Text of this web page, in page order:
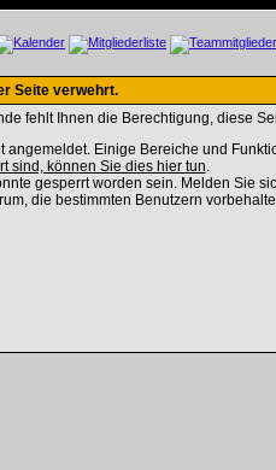
Seite verwehrt.
fehlt Ihnen die Berechtigung, diese
angemeldet. Einige Bereiche und
sind, können Sie dies hier tun.
gesperrt worden sein. Melden Sie
die bestimmten Benutzern